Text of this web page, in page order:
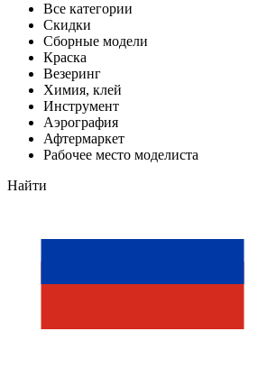
Все категории
Скидки
Сборные модели
Краска
Везеринг
Химия, клей
Инструмент
Аэрография
Афтермаркет
Рабочее место моделиста
Найти